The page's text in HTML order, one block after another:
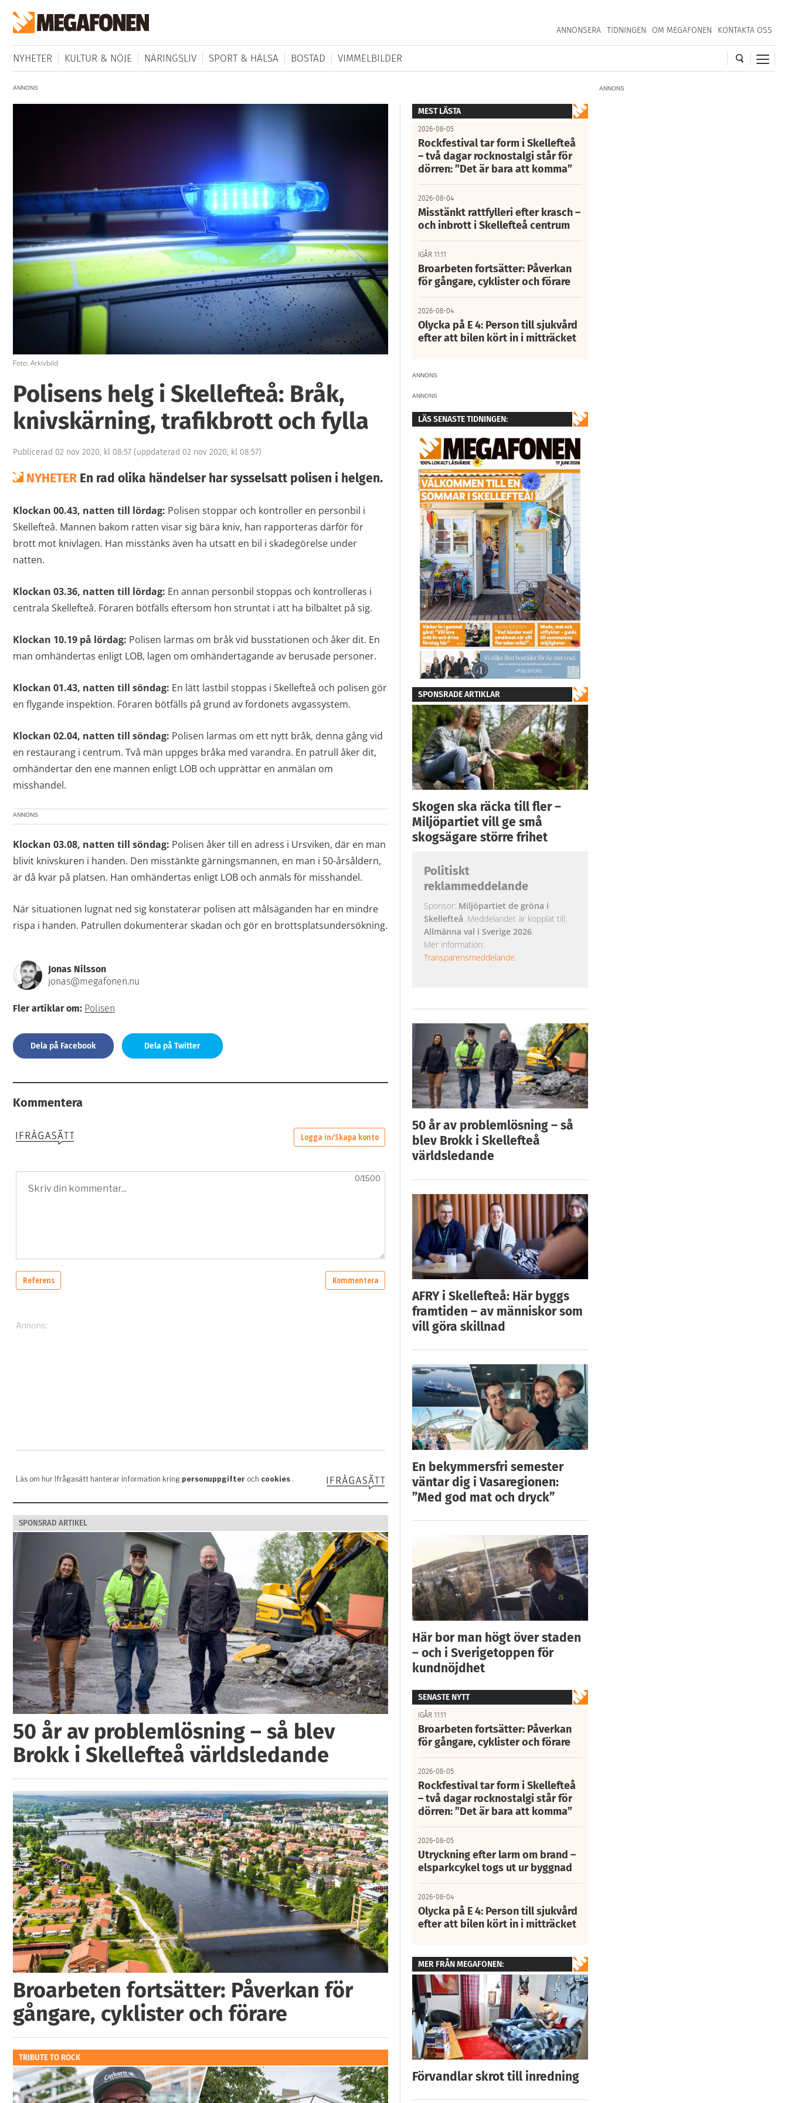
ANNONSERA TIDNINGEN OM MEGAFONEN KONTAKTA OSS
NYHETER KULTUR & NÖJE NÄRINGSLIV SPORT & HÄLSA BOSTAD VIMMELBILDER
ANNONS
ANNONS
Foto: Arkivbild
Polisens helg i Skellefteå: Bråk,
knivskärning, trafikbrott och fylla
Publicerad 02 nov 2020, kl 08:57 (uppdaterad 02 nov 2020, kl 08:57)
NYHETEREn rad olika händelser har sysselsatt polisen i helgen.
Klockan 00.43, natten till lördag: Polisen stoppar och kontroller en personbil i
Skellefteå. Mannen bakom ratten visar sig bära kniv, han rapporteras därför för
brott mot knivlagen. Han misstänks även ha utsatt en bil i skadegörelse under
natten.
Klockan 03.36, natten till lördag: En annan personbil stoppas och kontrolleras i
centrala Skellefteå. Föraren bötfälls eftersom hon struntat i att ha bilbältet på sig.
Klockan 10.19 på lördag: Polisen larmas om bråk vid busstationen och åker dit. En
man omhändertas enligt LOB, lagen om omhändertagande av berusade personer.
Klockan 01.43, natten till söndag: En lätt lastbil stoppas i Skellefteå och polisen gör
en flygande inspektion. Föraren bötfälls på grund av fordonets avgassystem.
Klockan 02.04, natten till söndag: Polisen larmas om ett nytt bråk, denna gång vid
en restaurang i centrum. Två män uppges bråka med varandra. En patrull åker dit,
omhändertar den ene mannen enligt LOB och upprättar en anmälan om
misshandel.
ANNONS
Klockan 03.08, natten till söndag: Polisen åker till en adress i Ursviken, där en man
blivit knivskuren i handen. Den misstänkte gärningsmannen, en man i 50-årsåldern,
är då kvar på platsen. Han omhändertas enligt LOB och anmäls för misshandel.
När situationen lugnat ned sig konstaterar polisen att målsäganden har en mindre
rispa i handen. Patrullen dokumenterar skadan och gör en brottsplatsundersökning.
Jonas Nilsson
jonas@megafonen.nu
Fler artiklar om: Polisen
Dela på Facebook Dela på Twitter
Kommentera
SPONSRAD ARTIKEL
50 år av problemlösning – så blev
Brokk i Skellefteå världsledande
Broarbeten fortsätter: Påverkan för
gångare, cyklister och förare
TRIBUTE TO ROCK
MEST LÄSTA
2026-08-05
Rockfestival tar form i Skellefteå
– två dagar rocknostalgi står för
dörren: ”Det är bara att komma”
2026-08-04
Misstänkt rattfylleri efter krasch –
och inbrott i Skellefteå centrum
IGÅR 11:11
Broarbeten fortsätter: Påverkan
för gångare, cyklister och förare
2026-08-04
Olycka på E 4: Person till sjukvård
efter att bilen kört in i mitträcket
ANNONS
ANNONS
LÄS SENASTE TIDNINGEN:
SPONSRADE ARTIKLAR
Skogen ska räcka till fler –
Miljöpartiet vill ge små
skogsägare större frihet
Politiskt
reklammeddelande
Sponsor: Miljöpartiet de gröna i
Skellefteå. Meddelandet är kopplat till:
Allmänna val i Sverige 2026.
Mer information:
Transparensmeddelande.
50 år av problemlösning – så
blev Brokk i Skellefteå
världsledande
AFRY i Skellefteå: Här byggs
framtiden – av människor som
vill göra skillnad
En bekymmersfri semester
väntar dig i Vasaregionen:
”Med god mat och dryck”
Här bor man högt över staden
– och i Sverigetoppen för
kundnöjdhet
SENASTE NYTT
IGÅR 11:11
Broarbeten fortsätter: Påverkan
för gångare, cyklister och förare
2026-08-05
Rockfestival tar form i Skellefteå
– två dagar rocknostalgi står för
dörren: ”Det är bara att komma”
2026-08-05
Utryckning efter larm om brand –
elsparkcykel togs ut ur byggnad
2026-08-04
Olycka på E 4: Person till sjukvård
efter att bilen kört in i mitträcket
MER FRÅN MEGAFONEN:
Förvandlar skrot till inredning